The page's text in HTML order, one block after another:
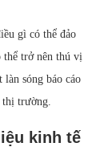
gì có thể đảo
thể trở nên thú vị
sóng báo cáo
thị trường.
kinh tế